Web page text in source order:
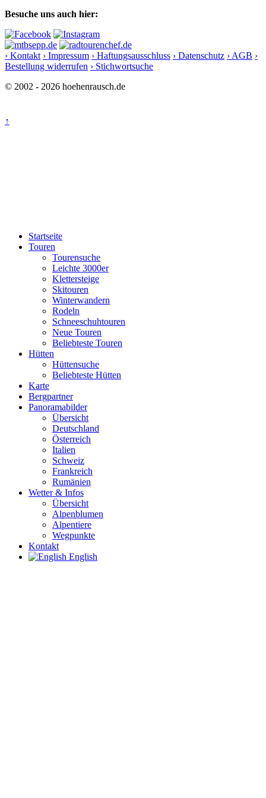
Besuche uns auch hier:
› Kontakt › Impressum › Haftungsausschluss › Datenschutz › AGB ›
Bestellung widerrufen › Stichwortsuche
© 2002 - 2026 hoehenrausch.de
↑
Startseite
Touren
Tourensuche
Leichte 3000er
Klettersteige
Skitouren
Winterwandern
Rodeln
Schneeschuhtouren
Neue Touren
Beliebteste Touren
Hütten
Hüttensuche
Beliebteste Hütten
Karte
Bergpartner
Panoramabilder
Übersicht
Deutschland
Österreich
Italien
Schweiz
Frankreich
Rumänien
Wetter & Infos
Übersicht
Alpenblumen
Alpentiere
Wegpunkte
Kontakt
English